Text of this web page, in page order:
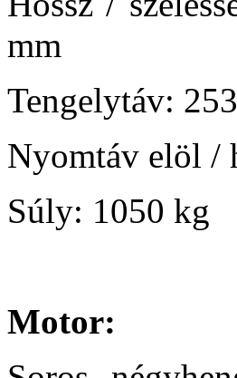
mm
Tengelytáv:
Nyomtáv elöl /
Súly: 1050 kg
Motor: